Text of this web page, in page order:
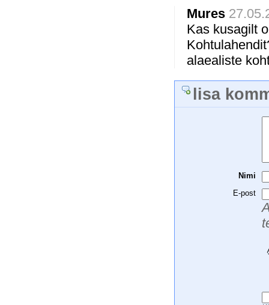
Mures
Kas kusagilt
alaealiste
lisa
Nimi
E-post